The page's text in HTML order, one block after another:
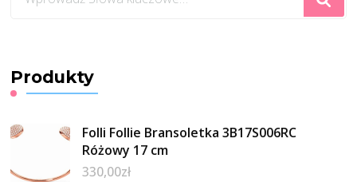
czegoś?
Produkty
Folli Follie Bransoletka 3B17S006RC
Różowy 17 cm
330,00zł